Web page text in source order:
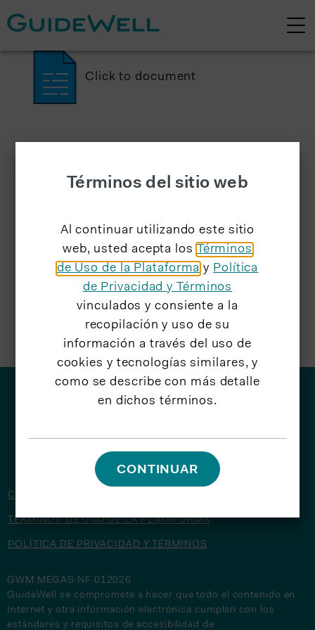
Click to document
CONTÁCTENOS
TÉRMINOS DE USO DE LA PLATAFORMA
POLÍTICA DE PRIVACIDAD Y TÉRMINOS
GWM MEGAS NF 012026
GuideWell se compromete a hacer que todo el contenido en
Internet y otra información electrónica cumplan con los
estándares y requisitos de accesibilidad de
Términos del sitio web
Al continuar utilizando este sitio
web, usted acepta los
Términos
de Uso de la Plataforma y Política
de Privacidad y Términos
vinculados y consiente a la
recopilación y uso de su
información a través del uso de
cookies y tecnologías similares, y
como se describe con más detalle
en dichos términos.
CONTINUAR